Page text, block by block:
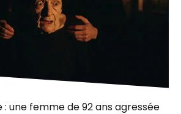
une femme de 92 ans agressée